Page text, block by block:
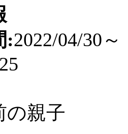
:2022/04/30～
親子